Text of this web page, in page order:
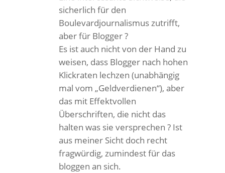
sicherlich für den
Boulevardjournalismus zutrifft,
aber für Blogger ?
Es ist auch nicht von der Hand zu
weisen, dass Blogger nach hohen
Klickraten lechzen (unabhängig
mal vom „Geldverdienen“), aber
das mit Effektvollen
Überschriften, die nicht das
halten was sie versprechen ? Ist
aus meiner Sicht doch recht
fragwürdig, zumindest für das
bloggen an sich.